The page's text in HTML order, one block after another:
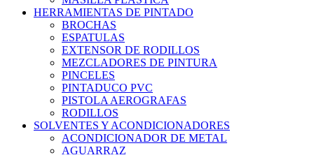
HERRAMIENTAS DE PINTADO
BROCHAS
ESPATULAS
EXTENSOR DE RODILLOS
MEZCLADORES DE PINTURA
PINCELES
PINTADUCO PVC
PISTOLA AEROGRAFAS
RODILLOS
SOLVENTES Y ACONDICIONADORES
ACONDICIONADOR DE METAL
AGUARRAZ